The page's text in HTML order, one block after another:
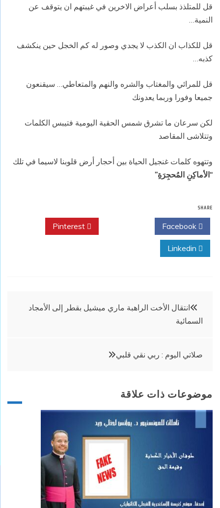
قل للمتلذذ بسلب أعراض الاخرين في غيبتهم ان يتوقف عن
النمية…
قل للكذاب ان الكذب لا يجدي وصور له كم الخجل حين ينكشف
كذبه…
قل للمرائي والمغتاب والشره والنهم والمتعاطي… سيقنعون
جميعا وفورا وربما يعدونك
لكن سرعان ما تشرق شمس الحقية اليومية فتيبس الكلمات
وتتلاشى المقاصد
وتتهوه كلمات غنجيل الحياة بين أحجار أرض قلوبنا لاسيما في تلك
“الأماكِنِ المُحجِرَةِ”
SHARE
تصفّح
المقالات
انتقال الأخت الراهبة ماري ميشيل بقطر إلى الأمجاد
السمائية
صلاتي اليوم : ربي نقي قلبي
موضوعات ذات علاقة